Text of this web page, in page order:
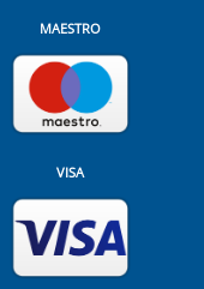
MAESTRO
VISA